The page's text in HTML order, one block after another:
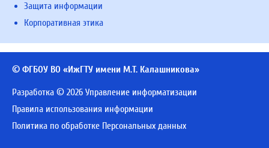
Защита информации
Корпоративная этика
© ФГБОУ ВО «ИжГТУ имени М.Т. Калашникова»
Разработка © 2026 Управление информатизации
Правила использования информации
Политика по обработке Персональных данных